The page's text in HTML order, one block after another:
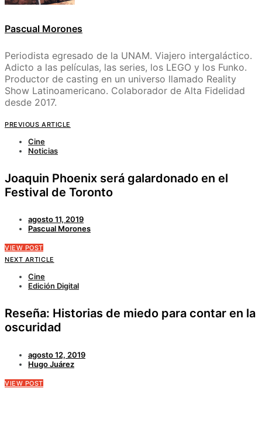
Pascual Morones
Periodista egresado de la UNAM. Viajero intergaláctico.
Adicto a las películas, las series, los LEGO y los Funko.
Productor de casting en un universo llamado Reality
Show Latinoamericano. Colaborador de Alta Fidelidad
desde 2017.
PREVIOUS ARTICLE
Cine
Noticias
Joaquin Phoenix será galardonado en el
Festival de Toronto
agosto 11, 2019
Pascual Morones
VIEW POST
NEXT ARTICLE
Cine
Edición Digital
Reseña: Historias de miedo para contar en la
oscuridad
agosto 12, 2019
Hugo Juárez
VIEW POST